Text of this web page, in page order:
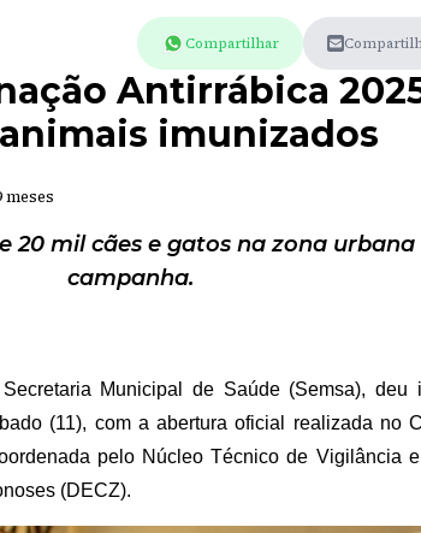
Compartilhar
Antirrábica
imunizados
meses
20 mil cães e gatos na zona
campanha.
Municipal de Saúde (Semsa), deu
(11), com a abertura oficial realizada no
pelo Núcleo Técnico de Vigilância
(DECZ).